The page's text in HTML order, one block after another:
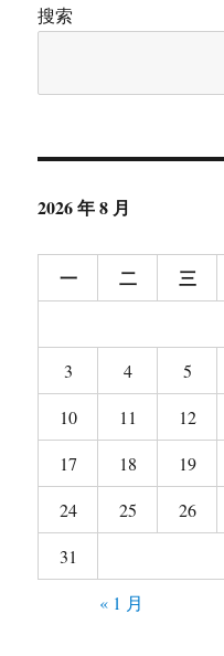
搜索
2026 年 8 月
一 二 三
3
4 5
10
11 12
17
18 19
24
25 26
31
« 1 月